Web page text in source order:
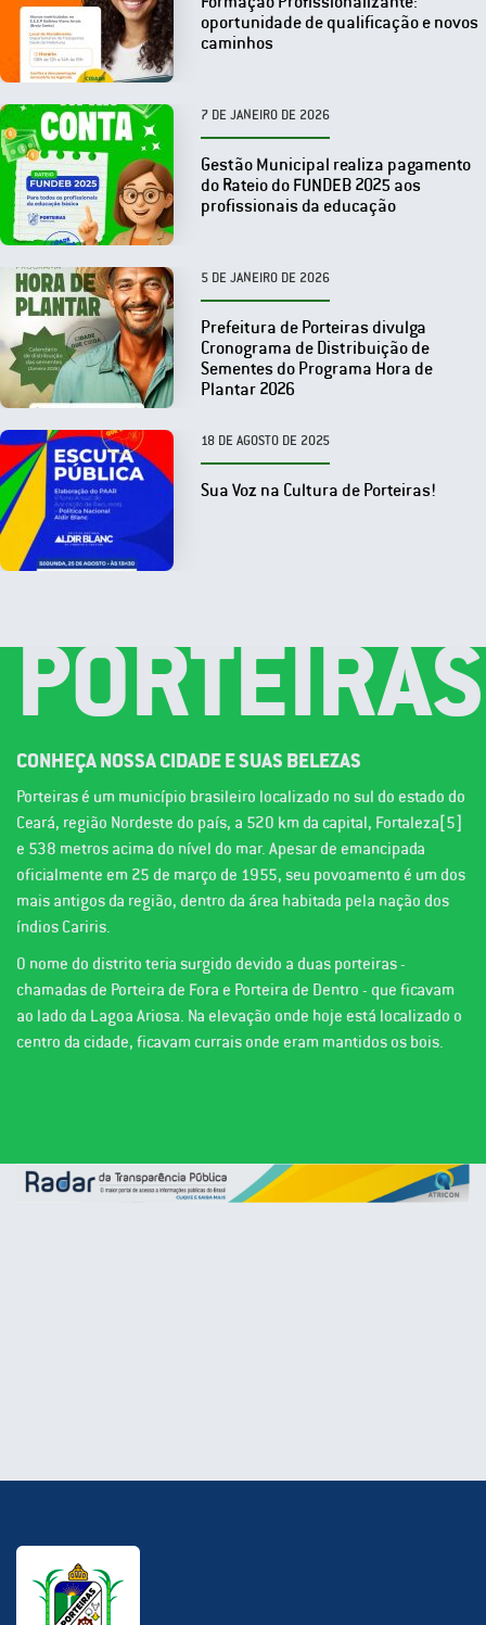
oportunidade de qualificação e novos
caminhos
7 DE JANEIRO DE 2026
Gestão Municipal realiza pagamento
do Rateio do FUNDEB 2025 aos
profissionais da educação
5 DE JANEIRO DE 2026
Prefeitura de Porteiras divulga
Cronograma de Distribuição de
Sementes do Programa Hora de
Plantar 2026
18 DE AGOSTO DE 2025
Sua Voz na Cultura de Porteiras!
PORTEIRAS
CONHEÇA NOSSA CIDADE E SUAS BELEZAS
Porteiras é um município brasileiro localizado no sul do estado do
Ceará, região Nordeste do país, a 520 km da capital, Fortaleza[5]
e 538 metros acima do nível do mar. Apesar de emancipada
oficialmente em 25 de março de 1955, seu povoamento é um dos
mais antigos da região, dentro da área habitada pela nação dos
índios Cariris.
O nome do distrito teria surgido devido a duas porteiras -
chamadas de Porteira de Fora e Porteira de Dentro - que ficavam
ao lado da Lagoa Ariosa. Na elevação onde hoje está localizado o
centro da cidade, ficavam currais onde eram mantidos os bois.